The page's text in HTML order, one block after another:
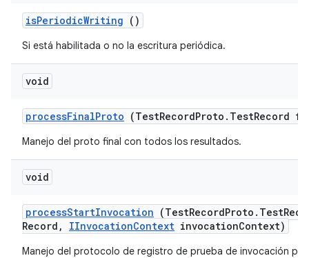
isPeriodicWriting ()
Si está habilitada o no la escritura periódica.
void
processFinalProto (TestRecordProto . TestRecord
Manejo del proto final con todos los resultados.
void
processStartInvocation (TestRecordProto . Test
Record , IInvocationContext invocationContext)
Manejo del protocolo de registro de prueba de invocación